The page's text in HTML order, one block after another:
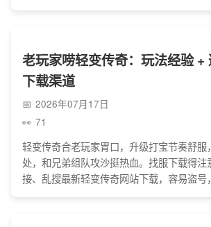
老玩家唠轻变传奇：玩法经验 +
下载渠道
2026年07月17日
71
轻变传奇合老玩家胃口，升级打宝节奏舒服
处，和兄弟组队攻沙挺热血。找服下载得注
接、乱搜最新轻变传奇网站下载，容易盗号